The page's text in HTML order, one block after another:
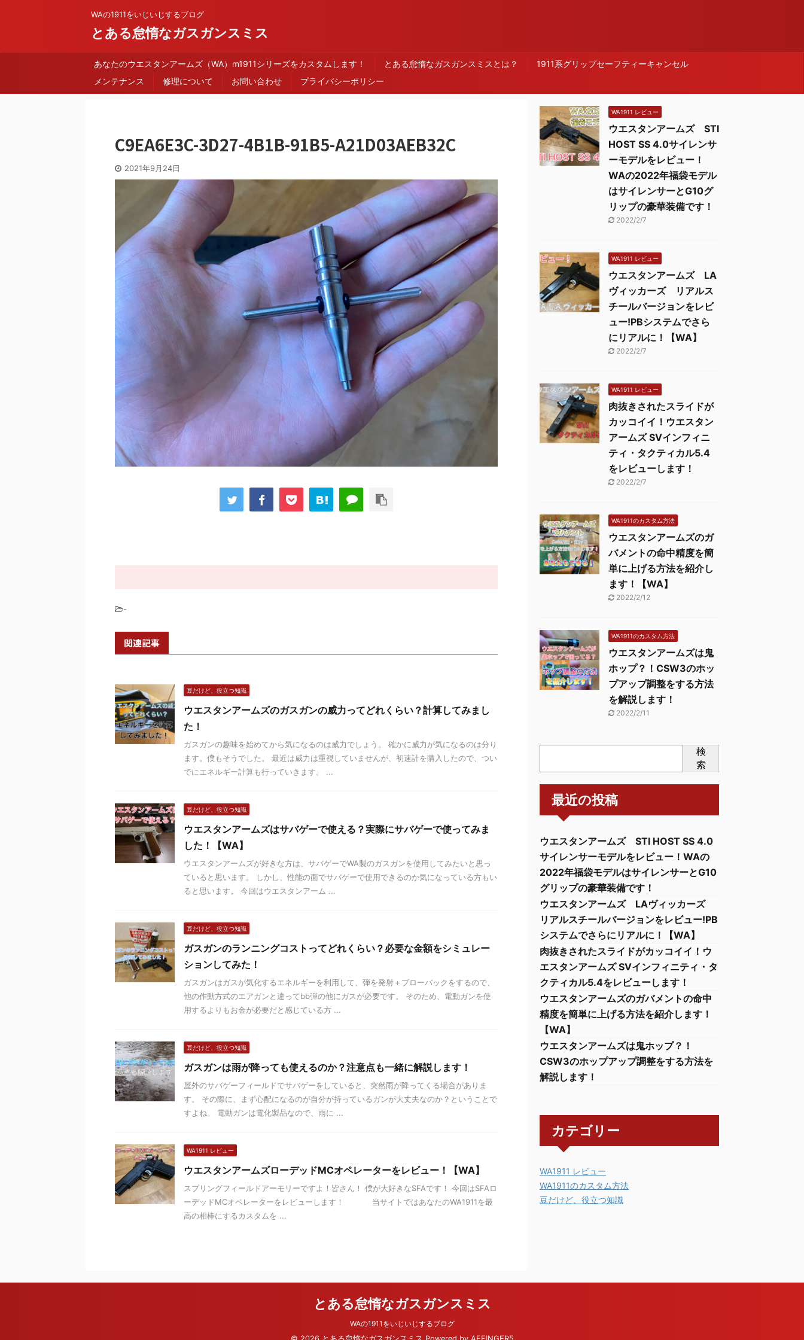
WAの1911をいじいじするブログ
とある怠惰なガスガンスミス
あなたのウエスタンアームズ（WA）m1911シリーズをカスタムします！ とある怠惰なガスガンスミスとは？
1911系グリップセーフティーキャンセル
メンテナンス
修理について お問い合わせ プライバシーポリシー
C9EA6E3C-3D27-4B1B-91B5-A21D03AEB32C
2021年9月24日
-
関連記事
豆だけど、役立つ知識
ウエスタンアームズのガスガンの威力ってどれくらい？計算してみまし
た！
ガスガンの趣味を始めてから気になるのは威力でしょう。 確かに威力が気になるのは分り
ます。僕もそうでした。 最近は威力は重視していませんが、初速計を購入したので、つい
でにエネルギー計算も行っていきます。 ...
豆だけど、役立つ知識
ウエスタンアームズはサバゲーで使える？実際にサバゲーで使ってみま
した！【WA】
ウエスタンアームズが好きな方は、サバゲーでWA製のガスガンを使用してみたいと思っ
ていると思います。 しかし、性能の面でサバゲーで使用できるのか気になっている方もい
ると思います。 今回はウエスタンアーム ...
豆だけど、役立つ知識
ガスガンのランニングコストってどれくらい？必要な金額をシミュレー
ションしてみた！
ガスガンはガスが気化するエネルギーを利用して、弾を発射＋ブローバックをするので、
他の作動方式のエアガンと違ってbb弾の他にガスが必要です。 そのため、電動ガンを使
用するよりもお金が必要だと感じている方 ...
豆だけど、役立つ知識
ガスガンは雨が降っても使えるのか？注意点も一緒に解説します！
屋外のサバゲーフィールドでサバゲーをしていると、突然雨が降ってくる場合がありま
す。 その際に、まず心配になるのが自分が持っているガンが大丈夫なのか？ということで
すよね。 電動ガンは電化製品なので、雨に ...
WA1911 レビュー
ウエスタンアームズローデッドMCオペレーターをレビュー！【WA】
スプリングフィールドアーモリーですよ！皆さん！ 僕が大好きなSFAです！ 今回はSFAロ
ーデッドMCオペレーターをレビューします！ 当サイトではあなたのWA1911を最
高の相棒にするカスタムを ...
WA1911 レビュー
ウエスタンアームズ STI
HOST SS 4.0サイレンサ
ーモデルをレビュー！
WAの2022年福袋モデル
はサイレンサーとG10グ
リップの豪華装備です！
2022/2/7
WA1911 レビュー
ウエスタンアームズ LA
ヴィッカーズ リアルス
チールバージョンをレビ
ュー!PBシステムでさら
にリアルに！【WA】
2022/2/7
WA1911 レビュー
肉抜きされたスライドが
カッコイイ！ウエスタン
アームズ SVインフィニ
ティ・タクティカル5.4
をレビューします！
2022/2/7
WA1911のカスタム方法
ウエスタンアームズのガ
バメントの命中精度を簡
単に上げる方法を紹介し
ます！【WA】
2022/2/12
WA1911のカスタム方法
ウエスタンアームズは鬼
ホップ？！CSW3のホッ
プアップ調整をする方法
を解説します！
2022/2/11
検
索
最近の投稿
ウエスタンアームズ STI HOST SS 4.0
サイレンサーモデルをレビュー！WAの
2022年福袋モデルはサイレンサーとG10
グリップの豪華装備です！
ウエスタンアームズ LAヴィッカーズ
リアルスチールバージョンをレビュー!PB
システムでさらにリアルに！【WA】
肉抜きされたスライドがカッコイイ！ウ
エスタンアームズ SVインフィニティ・タ
クティカル5.4をレビューします！
ウエスタンアームズのガバメントの命中
精度を簡単に上げる方法を紹介します！
【WA】
ウエスタンアームズは鬼ホップ？！
CSW3のホップアップ調整をする方法を
解説します！
カテゴリー
WA1911 レビュー
WA1911のカスタム方法
豆だけど、役立つ知識
とある怠惰なガスガンスミス
WAの1911をいじいじするブログ